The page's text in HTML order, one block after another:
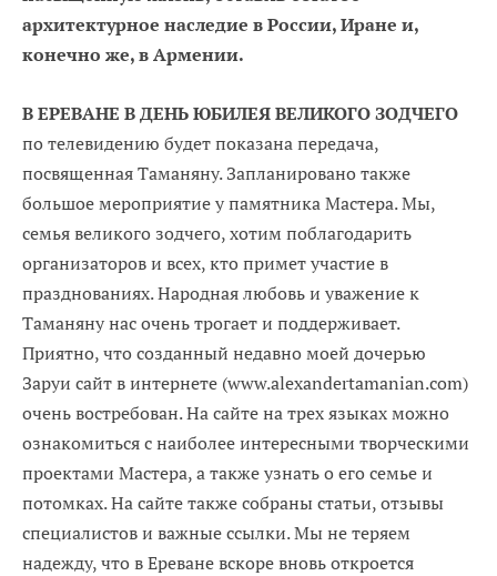
архитектурное наследие в России, Иране и,
конечно же, в Армении.
В ЕРЕВАНЕ В ДЕНЬ ЮБИЛЕЯ ВЕЛИКОГО ЗОДЧЕГО
по телевидению будет показана передача,
посвященная Таманяну. Запланировано также
большое мероприятие у памятника Мастера. Мы,
семья великого зодчего, хотим поблагодарить
организаторов и всех, кто примет участие в
празднованиях. Народная любовь и уважение к
Таманяну нас очень трогает и поддерживает.
Приятно, что созданный недавно моей дочерью
Заруи сайт в интернете (www.alexandertamanian.com)
очень востребован. На сайте на трех языках можно
ознакомиться с наиболее интересными творческими
проектами Мастера, а также узнать о его семье и
потомках. На сайте также собраны статьи, отзывы
специалистов и важные ссылки. Мы не теряем
надежду, что в Ереване вскоре вновь откроется